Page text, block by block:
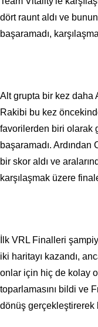
dört raunt aldı ve
başaramadı,
Alt grupta bir kez daha
Rakibi bu kez
favorilerden biri olarak
başaramadı.
bir skor aldı ve
karşılaşmak üzere
İlk VRL Finalleri
iki haritayı kazandı,
onlar için hiç de kolay
toparlamasını bildi ve
dönüş gerçekleştirerek